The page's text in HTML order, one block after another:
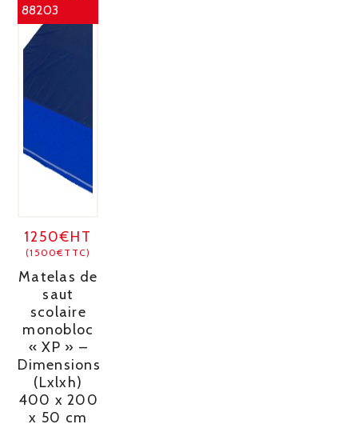
88203
1250€HT
(1500€TTC)
Matelas de
saut
scolaire
monobloc
« XP » –
Dimensions
(Lxlxh)
400 x 200
x 50 cm